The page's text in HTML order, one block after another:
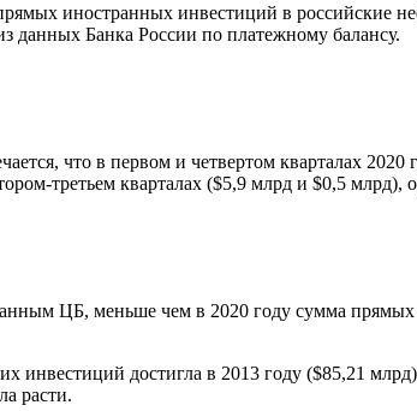
иностранных инвестиций в российские
данных Банка России по платежному балансу.
что в первом и четвертом кварталах
третьем кварталах ($5,9 млрд и $0,5 млрд),
ЦБ, меньше чем в 2020 году сумма прямых
инвестиций достигла в 2013 году ($85,21
расти.